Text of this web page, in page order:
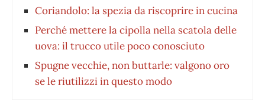
Coriandolo: la spezia da riscoprire in cucina
Perché mettere la cipolla nella scatola delle
uova: il trucco utile poco conosciuto
Spugne vecchie, non buttarle: valgono oro
se le riutilizzi in questo modo